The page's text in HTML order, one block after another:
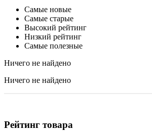
Самые новые
Самые старые
Высокий рейтинг
Низкий рейтинг
Самые полезные
Ничего не найдено
Ничего не найдено
Рейтинг товара